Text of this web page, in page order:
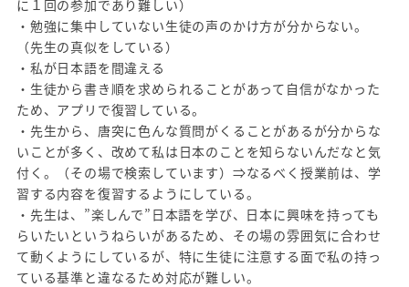
に１回の参加であり難しい）
・勉強に集中していない生徒の声のかけ方が分からない。
（先生の真似をしている）
・私が日本語を間違える
・生徒から書き順を求められることがあって自信がなかった
ため、アプリで復習している。
・先生から、唐突に色んな質問がくることがあるが分からな
いことが多く、改めて私は日本のことを知らないんだなと気
付く。（その場で検索しています）⇒なるべく授業前は、学
習する内容を復習するようにしている。
・先生は、”楽しんで”日本語を学び、日本に興味を持っても
らいたいというねらいがあるため、その場の雰囲気に合わせ
て動くようにしているが、特に生徒に注意する面で私の持っ
ている基準と違なるため対応が難しい。